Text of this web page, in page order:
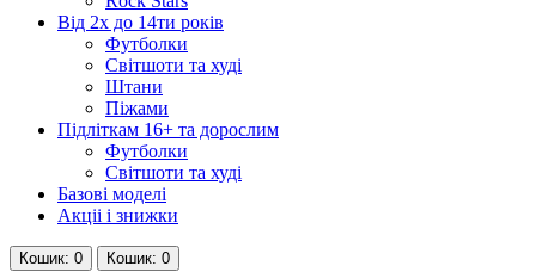
Від 2х до 14ти років
Футболки
Світшоти та худі
Штани
Піжами
Підліткам 16+ та дорослим
Футболки
Світшоти та худі
Базові моделі
Акціі і знижки
Кошик: 0 Кошик: 0